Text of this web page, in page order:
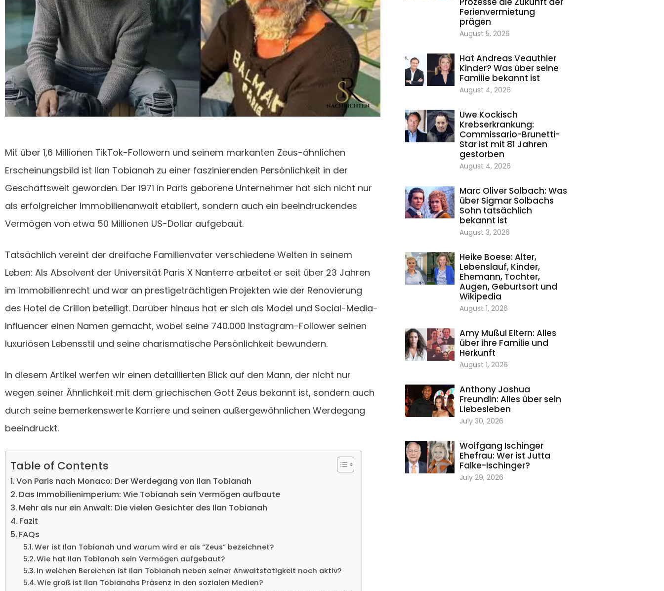
Mit über 1,6 Millionen TikTok-Followern und seinem markanten Zeus-ähnlichen
Erscheinungsbild ist Ilan Tobianah zu einer faszinierenden Persönlichkeit in der
Geschäftswelt geworden. Der 1971 in Paris geborene Unternehmer hat sich nicht nur
als erfolgreicher Immobilienanwalt etabliert, sondern auch ein beeindruckendes
Vermögen von etwa 50 Millionen US-Dollar aufgebaut.
Tatsächlich vereint der dreifache Familienvater verschiedene Welten in seinem
Leben: Als Absolvent der Universität Paris X Nanterre arbeitet er seit über 23 Jahren
im Immobilienrecht und war an prestigeträchtigen Projekten wie der Renovierung
des Hotel de Crillon beteiligt. Darüber hinaus hat er sich als Model und Social-Media-
Influencer einen Namen gemacht, wobei seine 740.000 Instagram-Follower seinen
luxuriösen Lebensstil und seine charismatische Persönlichkeit bewundern.
In diesem Artikel werfen wir einen detaillierten Blick auf den Mann, der nicht nur
wegen seiner Ähnlichkeit mit dem griechischen Gott Zeus bekannt ist, sondern auch
durch seine bemerkenswerte Karriere und seinen außergewöhnlichen Werdegang
beeindruckt.
Table of Contents
Von Paris nach Monaco: Der Werdegang von Ilan Tobianah
Das Immobilienimperium: Wie Tobianah sein Vermögen aufbaute
Mehr als nur ein Anwalt: Die vielen Gesichter des Ilan Tobianah
Fazit
FAQs
Wer ist Ilan Tobianah und warum wird er als “Zeus” bezeichnet?
Wie hat Ilan Tobianah sein Vermögen aufgebaut?
In welchen Bereichen ist Ilan Tobianah neben seiner Anwaltstätigkeit noch aktiv?
Wie groß ist Ilan Tobianahs Präsenz in den sozialen Medien?
Ferienvermietung
prägen
August 5, 2026
Hat Andreas Veauthier
Kinder? Was über seine
Familie bekannt ist
August 4, 2026
Uwe Kockisch
Krebserkrankung:
Commissario-Brunetti-
Star ist mit 81 Jahren
gestorben
August 4, 2026
Marc Oliver Solbach: Was
über Sigmar Solbachs
Sohn tatsächlich
bekannt ist
August 3, 2026
Heike Boese: Alter,
Lebenslauf, Kinder,
Ehemann, Tochter,
Augen, Geburtsort und
Wikipedia
August 1, 2026
Amy Mußul Eltern: Alles
über ihre Familie und
Herkunft
August 1, 2026
Anthony Joshua
Freundin: Alles über sein
Liebesleben
July 30, 2026
Wolfgang Ischinger
Ehefrau: Wer ist Jutta
Falke-Ischinger?
July 29, 2026